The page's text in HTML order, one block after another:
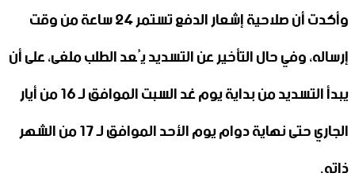
وأكدت أن صلاحية إشعار الدفع تستمر 24 ساعة من وقت
إرساله، وفي حال التأخير عن التسديد يُعد الطلب ملغى، على أن
يبدأ التسديد من بداية يوم غد السبت الموافق لـ 16 من أيار
الجاري حتى نهاية دوام يوم الأحد الموافق لـ 17 من الشهر
ذاته.